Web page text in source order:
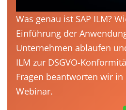
Was genau ist SAP ILM?
Einführung der
Unternehmen ablaufen
ILM zur DSGVO-
Fragen beantworten wir in
Webinar.